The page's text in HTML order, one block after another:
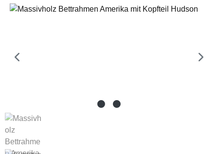
Bildergalerie überspringen